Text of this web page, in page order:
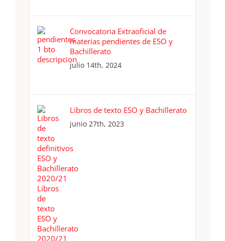
Convocatoria Extraoficial de
materias pendientes de ESO y
Bachillerato
julio 14th, 2024
Libros de texto ESO y Bachillerato
junio 27th, 2023